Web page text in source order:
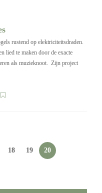
rustend op elektriciteitsdraden.
lied te maken door de exacte
als muzieknoot. Zijn project
18 19 20